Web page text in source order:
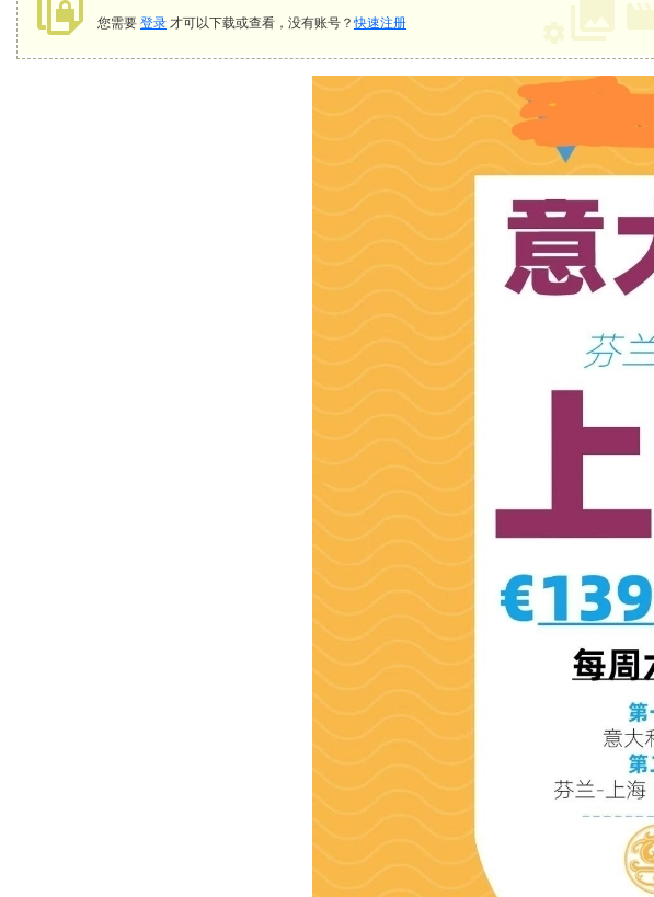
您需要 登录 才可以下载或查看，没有账号？快速注册